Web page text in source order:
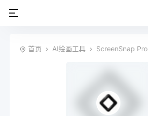
首页 AI绘画工具 ScreenSnap Pro